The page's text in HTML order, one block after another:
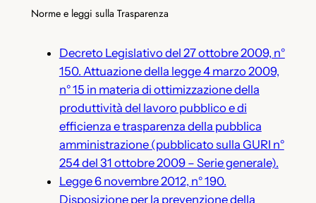
Norme e leggi sulla Trasparenza
Decreto Legislativo del 27 ottobre 2009, n°
150. Attuazione della legge 4 marzo 2009,
n° 15 in materia di ottimizzazione della
produttività del lavoro pubblico e di
efficienza e trasparenza della pubblica
amministrazione (pubblicato sulla GURI n°
254 del 31 ottobre 2009 – Serie generale).
Legge 6 novembre 2012, n° 190.
Disposizione per la prevenzione della